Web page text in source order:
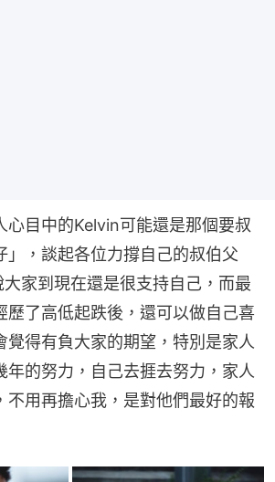
心目中的Kelvin可能還是那個要叔
」，談起各位力撐自己的叔伯父
家到現在還是很支持自己，而最
歷了高低起跌後，還可以做自己喜
覺得有負大家的期望，特別是家人
年的努力，自己去捱去努力，家人
不用再擔心我，是對他們最好的報